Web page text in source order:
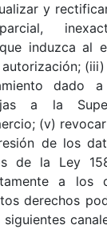
y
induzca al
dado
a la
(v)
de los
de la Ley
a los
derechos